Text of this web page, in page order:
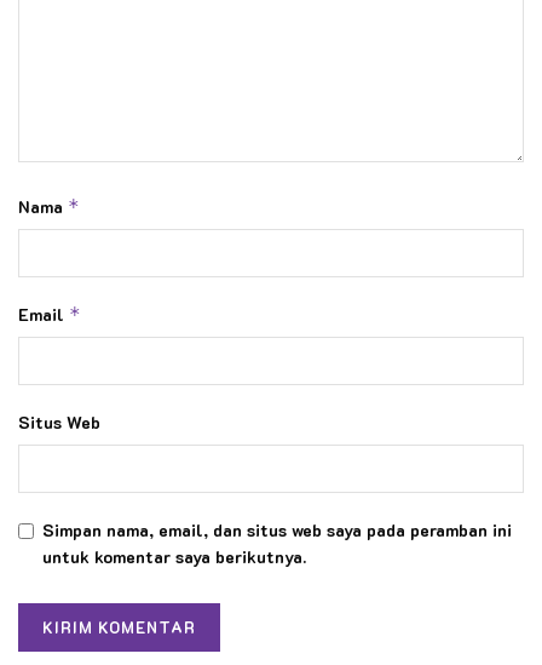
Nama *
Email *
Situs Web
Simpan nama, email, dan situs web saya pada peramban ini
untuk komentar saya berikutnya.